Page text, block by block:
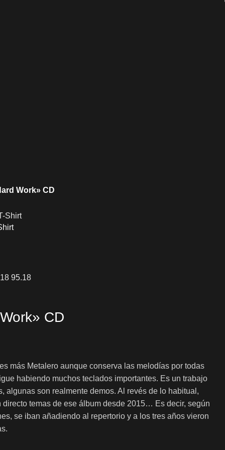
Work» CD
CD
más Metalero aunque conserva las melodías por todas
habiendo muchos teclados importantes. Es un trabajo
algunas son realmente demos. Al revés de lo habitual,
directo temas de ese álbum desde 2015… Es decir, según
se iban añadiendo al repertorio y a los tres años vieron